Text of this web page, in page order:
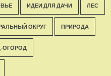
ИДЕИ ДЛЯ ДАЧИ ЛЕС
ОКРУГ ПРИРОДА
ОГОРОД